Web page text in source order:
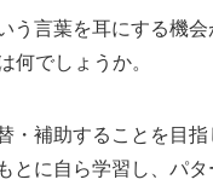
う言葉を耳にする機
何でしょうか。
・補助することを目
とに自ら学習し、パタ